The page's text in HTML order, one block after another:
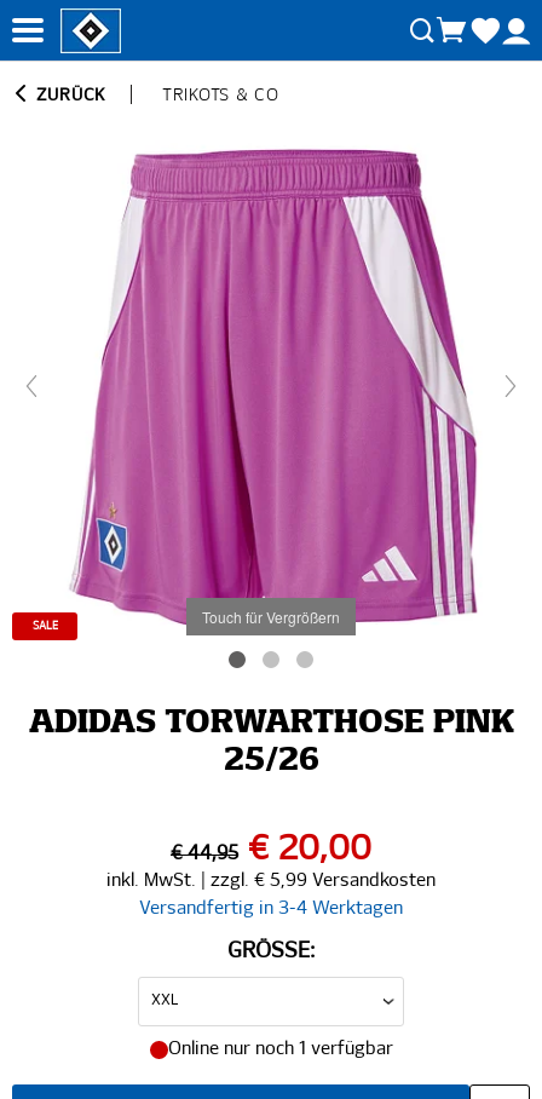
ZURÜCK TRIKOTS & CO
Touch für Vergrößern
SALE
ADIDAS TORWARTHOSE PINK
25/26
€ 44,95 € 20,00
inkl. MwSt. | zzgl. € 5,99 Versandkosten
Versandfertig in 3-4 Werktagen
GRÖSSE:
Online nur noch 1 verfügbar